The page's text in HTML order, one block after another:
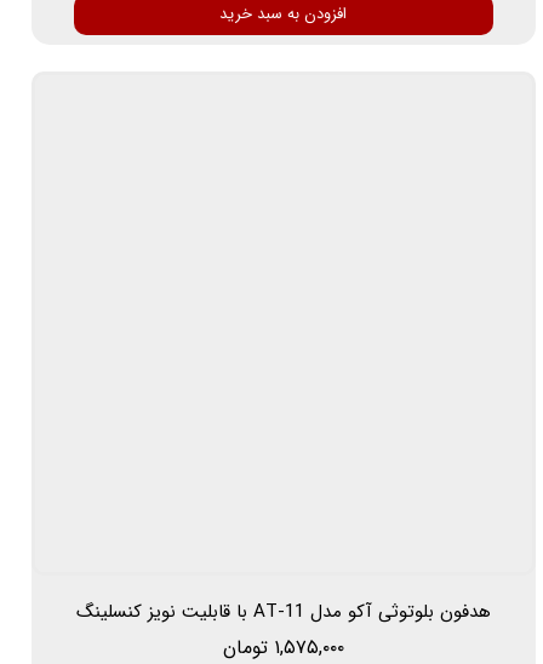
افزودن به سبد خرید
هدفون بلوتوثی آکو مدل AT-11 با قابلیت نویز کنسلینگ
۱,۵۷۵,۰۰۰ تومان